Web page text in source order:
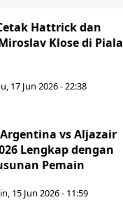
Hattrick dan
Klose di Piala
17 Jun 2026 - 22:38
vs Aljazair
Lengkap dengan
Pemain
15 Jun 2026 - 11:59